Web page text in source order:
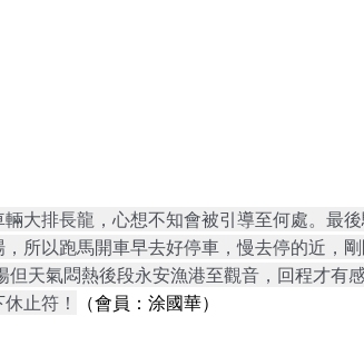
大排長龍，心想不知會被引導至何處。最
所以跑馬開車早去好停車，慢去停的近，
但天氣悶熱後段永安漁港至觀音，回程才有
止符！ （會員：涂國華）